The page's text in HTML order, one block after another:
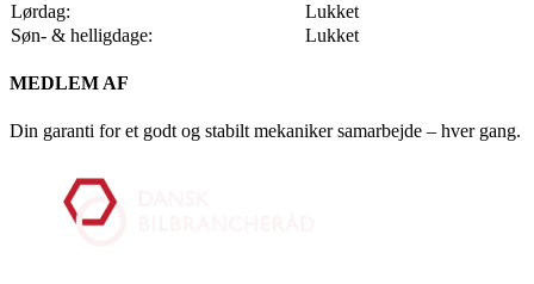
Lørdag:
Lukket
Søn- & helligdage:
Lukket
MEDLEM AF
Din garanti for et godt og stabilt mekaniker samarbejde – hver gang.